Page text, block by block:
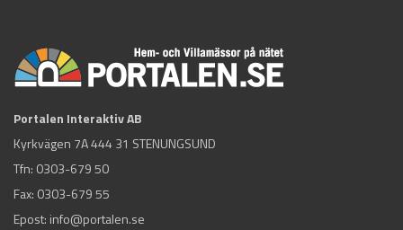
Portalen Interaktiv AB
Kyrkvägen 7A 444 31 STENUNGSUND
Tfn: 0303-679 50
Fax: 0303-679 55
Epost: info@portalen.se